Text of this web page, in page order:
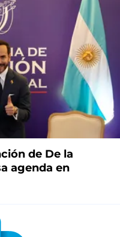
de De la
agenda en